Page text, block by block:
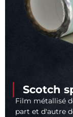
Scotch
Film métallisé
part et d'autre